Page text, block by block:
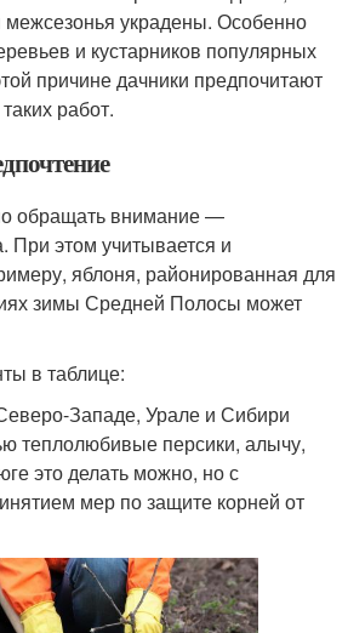
межсезонья украдены. Особенно
и кустарников популярных
причине дачники предпочитают
работ.
обращать внимание —
При этом учитывается и
яблоня, районированная для
зимы Средней Полосы может
в таблице:
Западе, Урале и Сибири
теплолюбивые персики, алычу,
это делать можно, но с
мер по защите корней от